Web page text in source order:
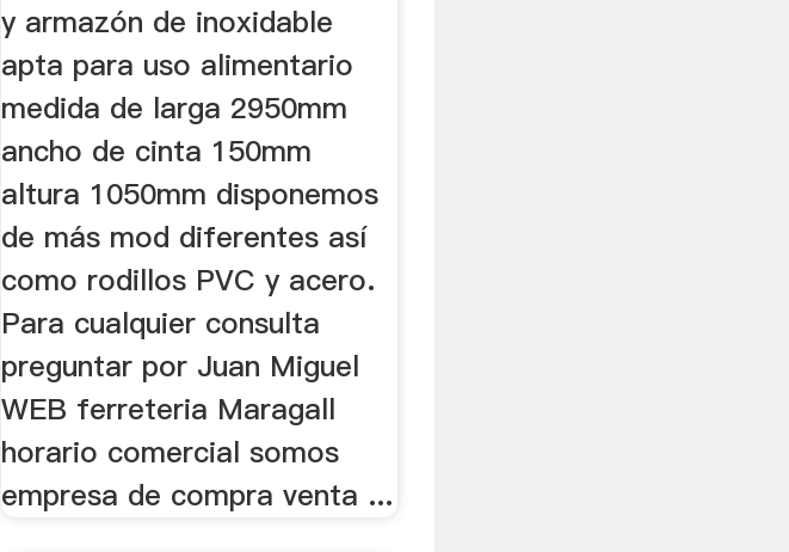
y armazón de inoxidable
apta para uso alimentario
medida de larga 2950mm
ancho de cinta 150mm
altura 1050mm disponemos
de más mod diferentes así
como rodillos PVC y acero.
Para cualquier consulta
preguntar por Juan Miguel
WEB ferreteria Maragall
horario comercial somos
empresa de compra venta ...